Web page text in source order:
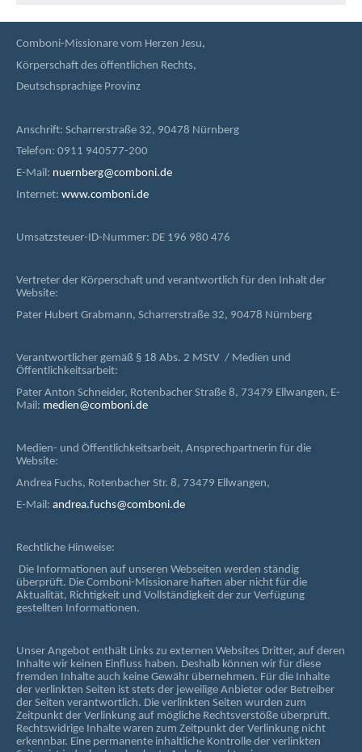
Comboni-Missionare vom Herzen Jesu,
Körperschaft des öffentlichen Rechts,
Deutschsprachige Provinz
Anschrift: Scharrerstraße 32, 90478 Nürnberg
Telefon: 0911 940577-200
E-Mail: nuernberg@comboni.de
Internet: www.comboni.de
Umsatzsteuer-ID-Nummer: DE 196 980 476
Vertreter der Körperschaft und verantwortlich für den Inhalt der
Website:
Pater Hubert Grabmann, Scharrerstraße 32, 90478 Nürnberg
Verantwortlicher gemäß § 18 Abs. 2 MStV / Medien und
Öffentlichkeitsarbeit:
Pater Anton Schneider, Rotenbacher Straße 8, 73479 Ellwangen, E-
Mail: medien@comboni.de
Medien- und Öffentlichkeitsarbeit, Ansprechpartnerin für die
Website:
Andrea Fuchs, Rotenbacher Str. 8, 73479 Ellwangen,
E-Mail: andrea.fuchs@comboni.de
Rechtliche Hinweise:
Die Informationen auf unseren Webseiten werden ständig
überprüft. Die Comboni-Missionare haften aber nicht für die
Aktualität, Richtigkeit und Vollständigkeit der zur Verfügung
gestellten Informationen.
Unser Angebot enthält Links zu externen Websites Dritter, auf deren
Inhalte wir keinen Einfluss haben. Deshalb können wir für diese
fremden Inhalte auch keine Gewähr übernehmen. Für die Inhalte
der verlinkten Seiten ist stets der jeweilige Anbieter oder Betreiber
der Seiten verantwortlich. Die verlinkten Seiten wurden zum
Zeitpunkt der Verlinkung auf mögliche Rechtsverstöße überprüft.
Rechtswidrige Inhalte waren zum Zeitpunkt der Verlinkung nicht
erkennbar. Eine permanente inhaltliche Kontrolle der verlinkten